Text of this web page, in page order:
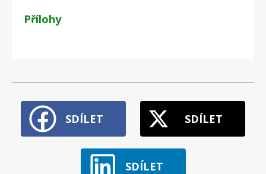
Přílohy
SDÍLET SDÍLET
SDÍLET